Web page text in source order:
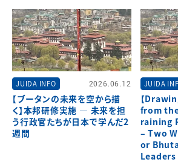
JUIDA INFO 2026.06.12
【ブータンの未来を空から描
く】本邦研修実施 ― 未来を担
う行政官たちが日本で学んだ2
週間
JUIDA
【
from
raining
– Two
or
Leaders